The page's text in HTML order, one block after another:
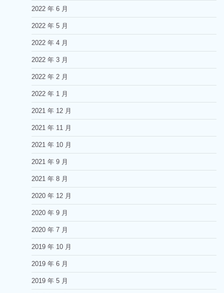
2022 年 6 月
2022 年 5 月
2022 年 4 月
2022 年 3 月
2022 年 2 月
2022 年 1 月
2021 年 12 月
2021 年 11 月
2021 年 10 月
2021 年 9 月
2021 年 8 月
2020 年 12 月
2020 年 9 月
2020 年 7 月
2019 年 10 月
2019 年 6 月
2019 年 5 月